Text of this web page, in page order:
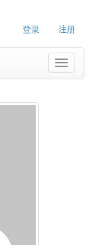
登录 注册
导
航